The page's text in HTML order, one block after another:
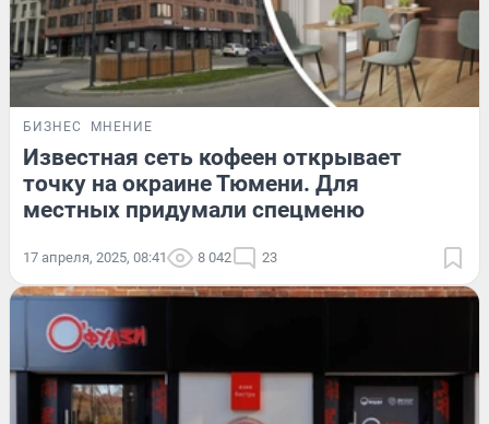
БИЗНЕС МНЕНИЕ
Известная сеть кофеен открывает
точку на окраине Тюмени. Для
местных придумали спецменю
17 апреля, 2025, 08:41 8 042 23